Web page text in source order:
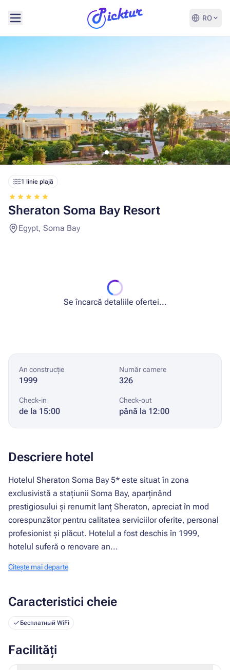
RO
1 linie plajă
Sheraton Soma Bay Resort
Egypt, Soma Bay
Se încarcă detaliile ofertei...
An construcție
1999
Număr camere
326
Check-in
de la 15:00
Check-out
până la 12:00
Descriere hotel
Hotelul Sheraton Soma Bay 5* este situat în zona
exclusivistă a stațiunii Soma Bay, aparținând
prestigiosului și renumit lanț Sheraton, apreciat în mod
corespunzător pentru calitatea serviciilor oferite, personal
profesionist și plăcut. Hotelul a fost deschis în 1999,
hotelul suferă o renovare an...
Citește mai departe
Caracteristici cheie
Бесплатный WiFi
Facilități